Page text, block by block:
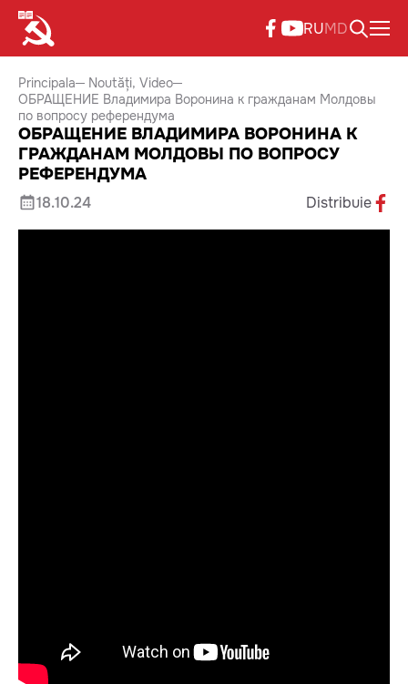
RUMD
Principala Noutăți Video
ОБРАЩЕНИЕ Владимира Воронина к гражданам Молдовы
по вопросу референдума
ОБРАЩЕНИЕ ВЛАДИМИРА ВОРОНИНА К
ГРАЖДАНАМ МОЛДОВЫ ПО ВОПРОСУ
РЕФЕРЕНДУМА
18.10.24 Distribuie